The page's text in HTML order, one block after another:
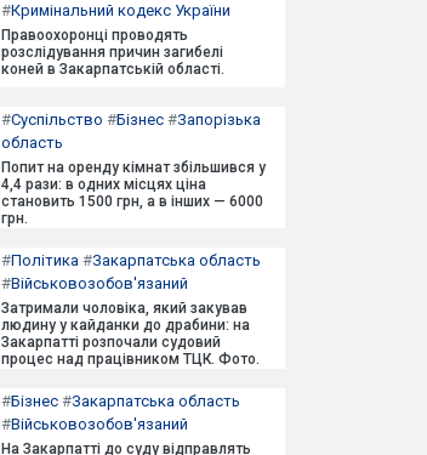
#Кримінальний кодекс України
Правоохоронці проводять
розслідування причин загибелі
коней в Закарпатській області.
#Суспільство #Бізнес #Запорізька
область
Попит на оренду кімнат збільшився у
4,4 рази: в одних місцях ціна
становить 1500 грн, а в інших — 6000
грн.
#Політика #Закарпатська область
#Військовозобов'язаний
Затримали чоловіка, який закував
людину у кайданки до драбини: на
Закарпатті розпочали судовий
процес над працівником ТЦК. Фото.
#Бізнес #Закарпатська область
#Військовозобов'язаний
На Закарпатті до суду відправлять